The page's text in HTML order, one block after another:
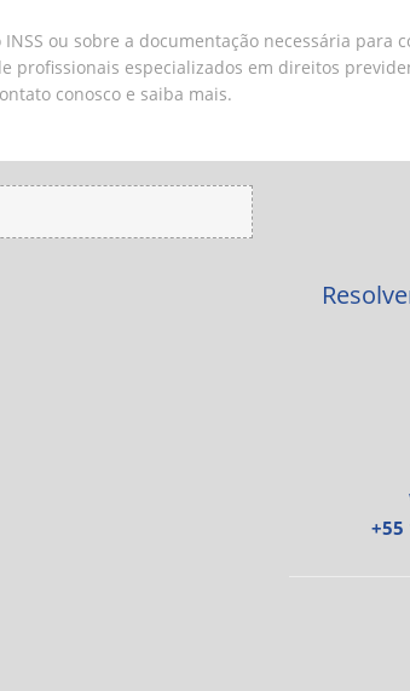
ou sobre a documentação necessária para
profissionais especializados em direitos
conosco e saiba mais.
+55